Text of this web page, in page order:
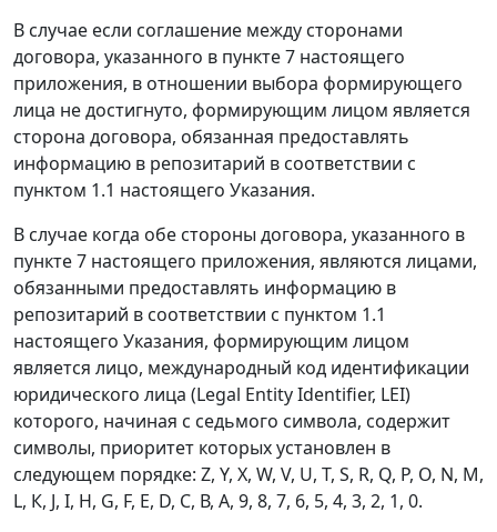
В случае если соглашение между сторонами
договора, указанного в пункте 7 настоящего
приложения, в отношении выбора формирующего
лица не достигнуто, формирующим лицом является
сторона договора, обязанная предоставлять
информацию в репозитарий в соответствии с
пунктом 1.1 настоящего Указания.
В случае когда обе стороны договора, указанного в
пункте 7 настоящего приложения, являются лицами,
обязанными предоставлять информацию в
репозитарий в соответствии с пунктом 1.1
настоящего Указания, формирующим лицом
является лицо, международный код идентификации
юридического лица (Legal Entity Identifier, LEI)
которого, начиная с седьмого символа, содержит
символы, приоритет которых установлен в
следующем порядке: Z, Y, X, W, V, U, T, S, R, Q, Р, О, N, М,
L, К, J, I, H, G, F, E, D, С, В, А, 9, 8, 7, 6, 5, 4, 3, 2, 1, 0.